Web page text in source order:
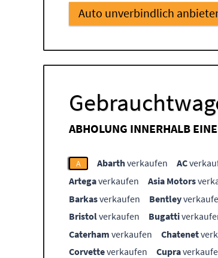
Auto unverbindlich
ABHOLUNG INNERHALB
A Abarthverkaufen AC
Artegaverkaufen Asia Motors
Barkasverkaufen Bentley
Bristolverkaufen Bugatti
Caterham verkaufen Chatenet
Corvetteverkaufen Cupra